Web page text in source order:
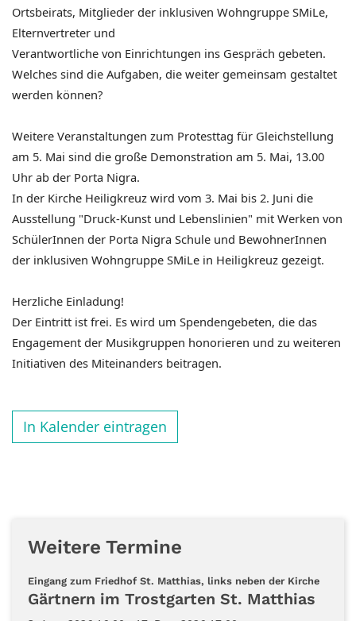
Ortsbeirats, Mitglieder der inklusiven Wohngruppe SMiLe,
Elternvertreter und
Verantwortliche von Einrichtungen ins Gespräch gebeten.
Welches sind die Aufgaben, die weiter gemeinsam gestaltet
werden können?
Weitere Veranstaltungen zum Protesttag für Gleichstellung
am 5. Mai sind die große Demonstration am 5. Mai, 13.00
Uhr ab der Porta Nigra.
In der Kirche Heiligkreuz wird vom 3. Mai bis 2. Juni die
Ausstellung "Druck-Kunst und Lebenslinien" mit Werken von
SchülerInnen der Porta Nigra Schule und BewohnerInnen
der inklusiven Wohngruppe SMiLe in Heiligkreuz gezeigt.
Herzliche Einladung!
Der Eintritt ist frei. Es wird um Spendengebeten, die das
Engagement der Musikgruppen honorieren und zu weiteren
Initiativen des Miteinanders beitragen.
In Kalender eintragen
Weitere Termine
Eingang zum Friedhof St. Matthias, links neben der Kirche:
Gärtnern im Trostgarten St. Matthias